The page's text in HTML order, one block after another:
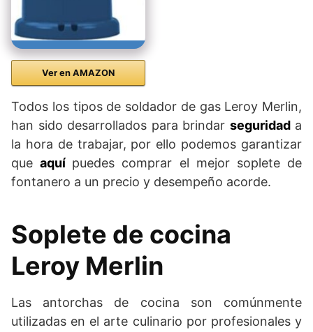
Ver en AMAZON
Todos los tipos de soldador de gas Leroy Merlin,
han sido desarrollados para brindar seguridada
la hora de trabajar, por ello podemos garantizar
queaquí puedes comprar el mejor soplete de
fontanero a un precio y desempeño acorde.
Soplete de cocina
Leroy Merlin
Las antorchas de cocina son comúnmente
utilizadas en el arte culinario por profesionales y